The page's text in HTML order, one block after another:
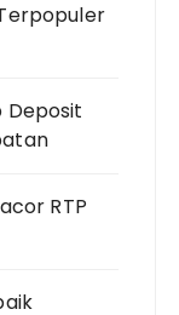
Deposit
RTP